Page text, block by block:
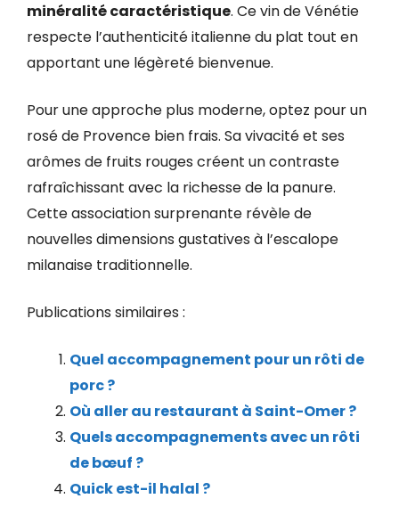
minéralité caractéristique. Ce vin de Vénétie
respecte l’authenticité italienne du plat tout en
apportant une légèreté bienvenue.
Pour une approche plus moderne, optez pour un
rosé de Provence bien frais. Sa vivacité et ses
arômes de fruits rouges créent un contraste
rafraîchissant avec la richesse de la panure.
Cette association surprenante révèle de
nouvelles dimensions gustatives à l’escalope
milanaise traditionnelle.
Publications similaires :
Quel accompagnement pour un rôti de
porc ?
Où aller au restaurant à Saint-Omer ?
Quels accompagnements avec un rôti
de bœuf ?
Quick est-il halal ?